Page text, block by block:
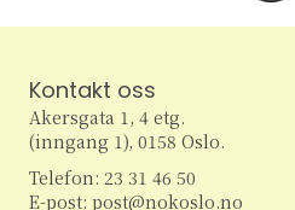
Kontakt oss
Akersgata 1, 4 etg.
(inngang 1), 0158 Oslo.
Telefon: 23 31 46 50
E-post: post@nokoslo.no